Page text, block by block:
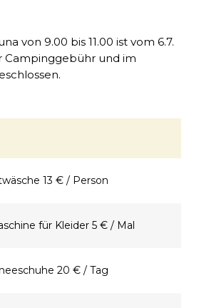
von 9.00 bis 11.00 ist vom 6.7.
Campinggebühr und im
13 € / Person
für Kleider 5 € / Mal
20 € / Tag